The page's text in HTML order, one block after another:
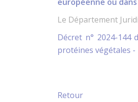
Le Département
Décret n° 2024-144
protéines végétales
Retour